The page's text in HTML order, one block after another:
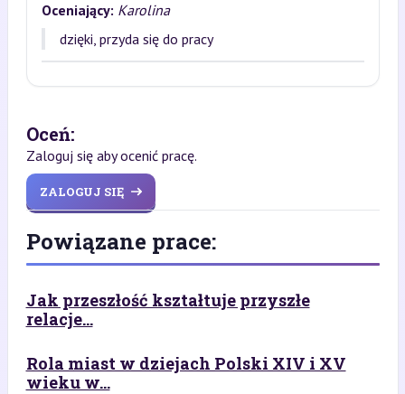
Oceniający: Karolina
dzięki, przyda się do pracy
Oceń:
Zaloguj się aby ocenić pracę.
ZALOGUJ SIĘ
Powiązane prace:
Jak przeszłość kształtuje przyszłe
relacje...
Rola miast w dziejach Polski XIV i XV
wieku w...